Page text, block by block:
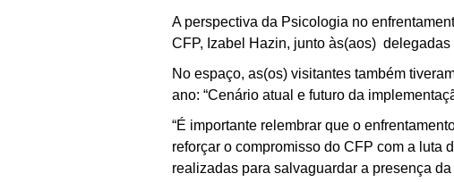
A perspectiva da Psicologia no
CFP, Izabel Hazin, junto às(aos)
No espaço, as(os) visitantes também
ano: “Cenário atual e futuro da
“É importante relembrar que o
reforçar o compromisso do CFP com a luta
realizadas para salvaguardar a presença